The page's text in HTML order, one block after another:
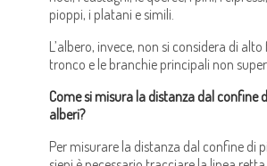
pioppi, i platani e simili.
L’albero, invece, non si considera di alto
tronco e le branchie principali non
Come si misura la distanza dal confine
alberi?
Per misurare la distanza dal confine di